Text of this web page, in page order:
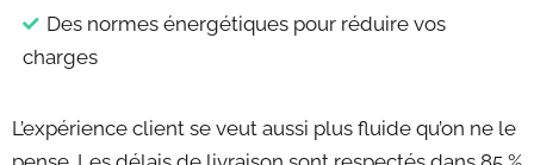
Des normes énergétiques pour réduire vos
charges
L’expérience client se veut aussi plus fluide qu’on ne le